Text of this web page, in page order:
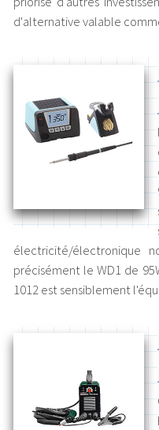
d'alternative valable
électricité/électronique
précisément le WD1 de
1012 est sensiblement